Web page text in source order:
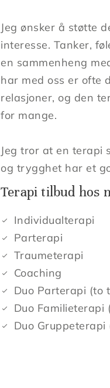
Jeg ønsker å støtte
interesse. Tanker,
en sammenheng
har med oss er ofte
relasjoner, og den
for mange.
Jeg tror at en terapi
og trygghet har et
Terapi tilbud hos
Individualterapi
Parterapi
Traumeterapi
Coaching
Duo Parterapi (to
Duo Familieterapi
Duo